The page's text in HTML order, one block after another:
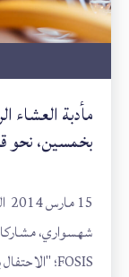
بخمسين، نحو
شهسواري، مشاركا
FOSIS؛ "الاحتفال بخمسين، نحو قرن" ، لندن...